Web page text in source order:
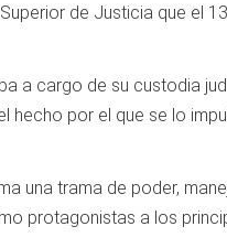
de Justicia que el
a cargo de su custodia
hecho por el que se lo
una trama de poder,
protagonistas a los